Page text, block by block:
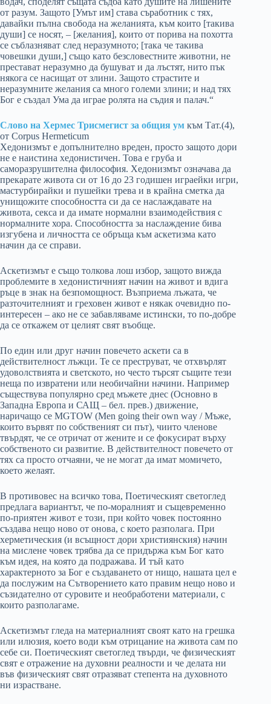
от разум. Защото [Умът им] става съработник с тях,
давайки пълна свобода на желанията, към които [такива
души] се носят, – [желания], които от порива на похотта
се съблазняват след неразумното; [така че такива
човешки души,] също като безсловестните животни, не
престават неразумно да бушуват и да лъстят, нито пък
някога се насищат от злини. Защото страстите и
неразумните желания са много големи злини; и над тях
Бог е създал Ума да играе ролята на съдия и палач.“
Слово на Хермес Трисмегист за общия ум към Тат.(4),
от Corpus Hermeticum
Хедонизмът е допълнително вреден, просто защото дори
не е наистина хедонистичен. Това е груба и
саморазрушителна философия. Хедонизмът означава да
прекарате живота си от 16 до 23 годишен играейки игри,
мастурбирайки и пушейки трева и в крайна сметка да
унищожите способността си да се наслаждавате на
живота, секса и да имате нормални взаимодействия с
нормалните хора. Способността за наслаждение бива
изгубена и личността се обръща към аскетизма като
начин да се справи.
Аскетизмът е също толкова лош избор, защото вижда
проблемите в хедонистичният начин на живот и вдига
ръце в знак на безпомощност. Възприема лъжата, че
разточителният и греховен живот е някак очевидно по-
интересен – ако не се забавляваме истински, то по-добре
да се откажем от целият свят въобще.
По един или друг начин повечето аскети са в
действителност лъжци. Те се преструват, че отхвърлят
удоволствията и светското, но често търсят същите тези
неща по извратени или необичайни начини. Например
съществува популярно сред мъжете днес (Основно в
Западна Европа и САЩ – бел. прев.) движение,
наричащо се MGTOW (Men going their own way / Мъже,
които вървят по собственият си път), чиито членове
твърдят, че се отричат от жените и се фокусират върху
собственото си развитие. В действителност повечето от
тях са просто отчаяни, че не могат да имат момичето,
което желаят.
В противовес на всичко това, Поетическият светоглед
предлага вариантът, че по-моралният и същевременно
по-приятен живот е този, при който човек постоянно
създава нещо ново от онова, с което разполага. При
херметическия (и всъщност дори християнския) начин
на мислене човек трябва да се придържа към Бог като
към идея, на която да подражава. И тъй като
характерното за Бог е създаването от нищо, нашата цел е
да послужим на Сътворението като правим нещо ново и
съзидателно от суровите и необработени материали, с
които разполагаме.
Аскетизмът гледа на материалният своят като на грешка
или илюзия, което води към отрицание на живота сам по
себе си. Поетическият светоглед твърди, че физическият
свят е отражение на духовни реалности и че делата ни
във физическият свят отразяват степента на духовното
ни израстване.